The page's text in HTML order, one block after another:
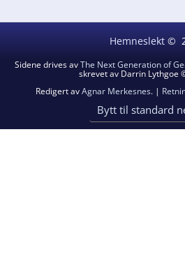
Hemneslekt©
Sidene drives avThe Next Generation of
skrevet av Darrin Lythgoe
Redigert avAgnar Merkesnes. |
Bytt til standard